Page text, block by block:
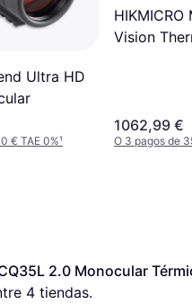
Ultra HD
€ TAE 0%¹
Vision
1062,99 €
O 3 pagos de
2.0 Monocular
4 tiendas.